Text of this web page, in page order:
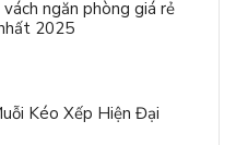
ngăn phòng giá rẻ
2025
Kéo Xếp Hiện Đại